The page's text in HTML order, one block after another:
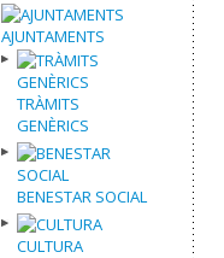
AJUNTAMENTS
TRÀMITS
GENÈRICS
BENESTAR SOCIAL
CULTURA